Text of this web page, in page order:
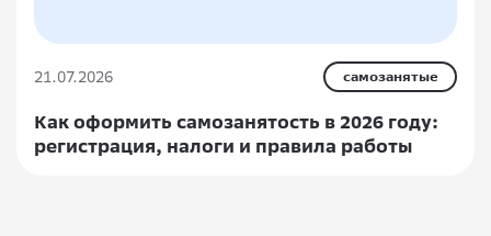
21.07.2026 самозанятые
Как оформить самозанятость в 2026 году:
регистрация, налоги и правила работы